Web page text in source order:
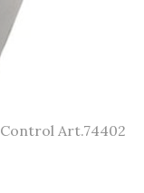
Art.74402